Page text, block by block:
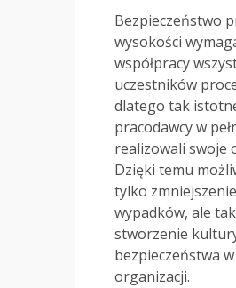
Bezpieczeństwo
wysokości
współpracy
uczestników
dlatego tak
pracodawcy w
realizowali swoje
Dzięki temu
tylko
wypadków, ale
stworzenie
bezpieczeństwa w
organizacji.